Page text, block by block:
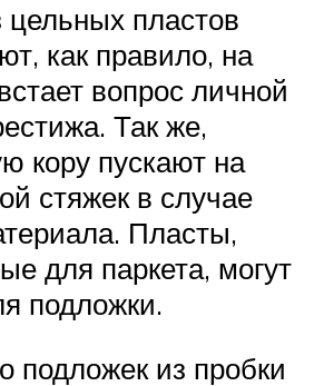
пластов
как правило, на
вопрос личной
Так же,
кору пускают на
стяжек в случае
Пласты,
для паркета, могут
подложки.
подложек из пробки